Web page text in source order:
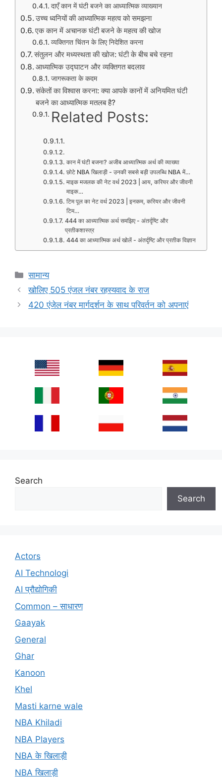
दाएँ कान में घंटी बजने का आध्यात्मिक व्याख्यान
उच्च ध्वनियों की आध्यात्मिक महत्व को समझना
एक कान में अचानक घंटी बजने के महत्व की खोज
व्यक्तिगत चिंतन के लिए निदेशित करना
संतुलन और मध्यस्थता की खोज: घंटी के बीच बचे रहना
आध्यात्मिक उद्घाटन और व्यक्तिगत बदलाव
जागरूकता के कदम
संकेतों का विश्वास करना: क्या आपके कानों में अनियमित घंटी
बजने का आध्यात्मिक मतलब है?
Related Posts:
कान में घंटी बजना? अजीब आध्यात्मिक अर्थ की व्याख्या
छोटे NBA खिलाड़ी - उनकी सबसे बड़ी उपलब्धि NBA में…
माइक मजलक की नेट वर्थ 2023 | आय, करियर और जीवनी
माइक…
टिम पूल का नेट वर्थ 2023 | इनकम, करियर और जीवनी
टिम…
444 का आध्यात्मिक अर्थ समझिए - अंतर्दृष्टि और
प्रतीकशास्त्र
444 का आध्यात्मिक अर्थ खोलें - अंतर्दृष्टि और प्रतीक विज्ञान
Categories
सामान्य
खोलिए 505 एंजल नंबर रहस्यवाद के राज
420 एंजेल नंबर मार्गदर्शन के साथ परिवर्तन को अपनाएं
Search
Search
Actors
AI Technologi
AI प्रौद्योगिकी
Common – साधारण
Gaayak
General
Ghar
Kanoon
Khel
Masti karne wale
NBA Khiladi
NBA Players
NBA के खिलाड़ी
NBA खिलाड़ी